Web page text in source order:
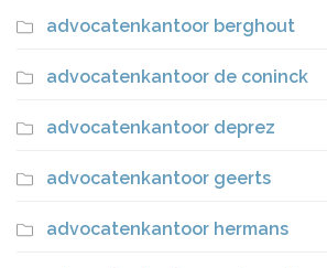
advocatenkantoor berghout
advocatenkantoor de coninck
advocatenkantoor deprez
advocatenkantoor geerts
advocatenkantoor hermans